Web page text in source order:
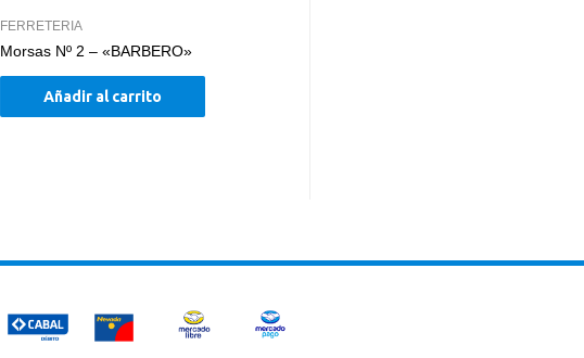
FERRETERIA
Morsas Nº 2 – «BARBERO»
Añadir al carrito